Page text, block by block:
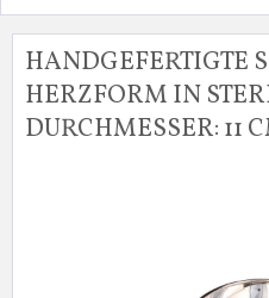
HANDGEFERTIGTE
HERZFORM IN
DURCHMESSER: 11